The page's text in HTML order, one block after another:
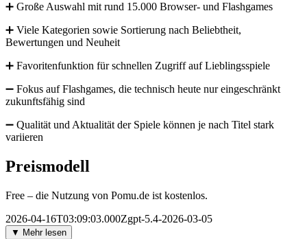
➕ Große Auswahl mit rund 15.000 Browser- und Flashgames
➕ Viele Kategorien sowie Sortierung nach Beliebtheit,
Bewertungen und Neuheit
➕ Favoritenfunktion für schnellen Zugriff auf Lieblingsspiele
➖ Fokus auf Flashgames, die technisch heute nur eingeschränkt
zukunftsfähig sind
➖ Qualität und Aktualität der Spiele können je nach Titel stark
variieren
Preismodell
Free – die Nutzung von Pomu.de ist kostenlos.
2026-04-16T03:09:03.000Zgpt-5.4-2026-03-05
▼ Mehr lesen